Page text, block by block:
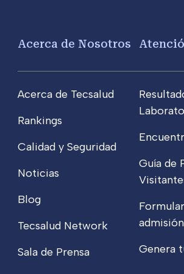
Acerca de Nosotros
Acerca de Tecsalud
Rankings
Calidad y Seguridad
Noticias
Blog
Tecsalud Network
Sala de Prensa
Guía de
admisión
Genera